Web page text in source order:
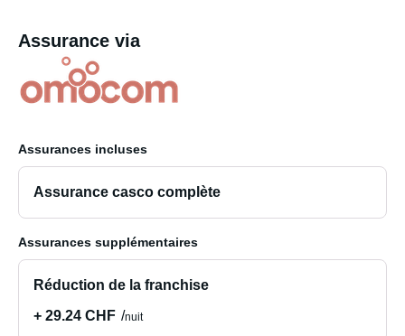
Assurance via
Assurances incluses
Assurance casco complète
Assurances supplémentaires
Réduction de la franchise
+ 29.24 CHF
nuit